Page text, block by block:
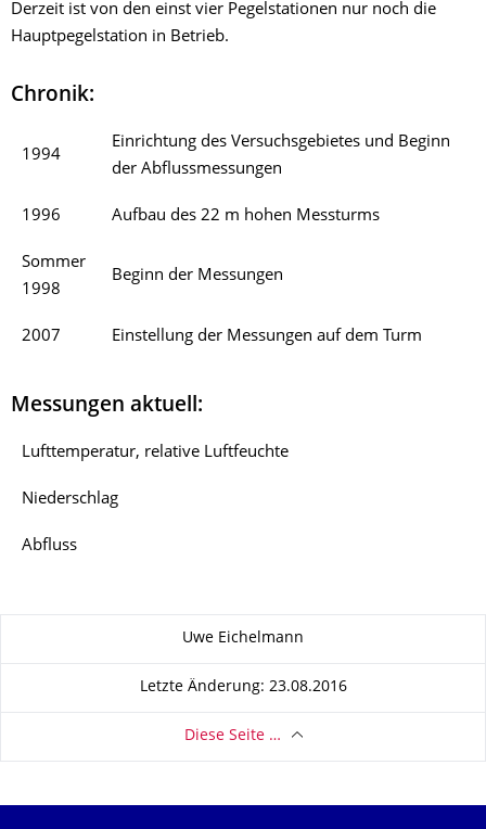
Derzeit ist von den einst vier Pegelstationen nur noch die
Hauptpegelstation in Betrieb.
Chronik:
1994
Einrichtung des Versuchsgebietes und Beginn
der Abflussmessungen
1996 Aufbau des 22 m hohen Messturms
Sommer
1998
Beginn der Messungen
2007 Einstellung der Messungen auf dem Turm
Messungen aktuell:
Lufttemperatur, relative Luftfeuchte
Niederschlag
Abfluss
Uwe Eichelmann
Letzte Änderung: 23.08.2016
Diese Seite …